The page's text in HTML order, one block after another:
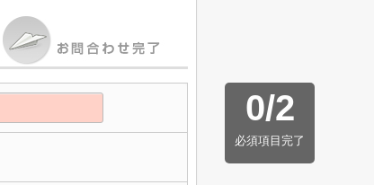
0/2
必須項目完了